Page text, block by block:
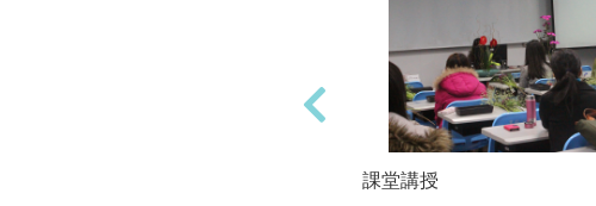
課堂講授